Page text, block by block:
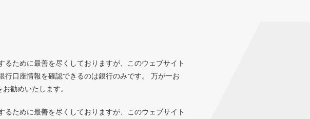
ために最善を尽くしておりますが、このウェブサイト
口座情報を確認できるのは銀行のみです。 万が一お
勧めいたします。
ために最善を尽くしておりますが、このウェブサイト